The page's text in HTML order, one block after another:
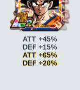
ATT +45%
DEF +15%
ATT +65%
DEF +20%